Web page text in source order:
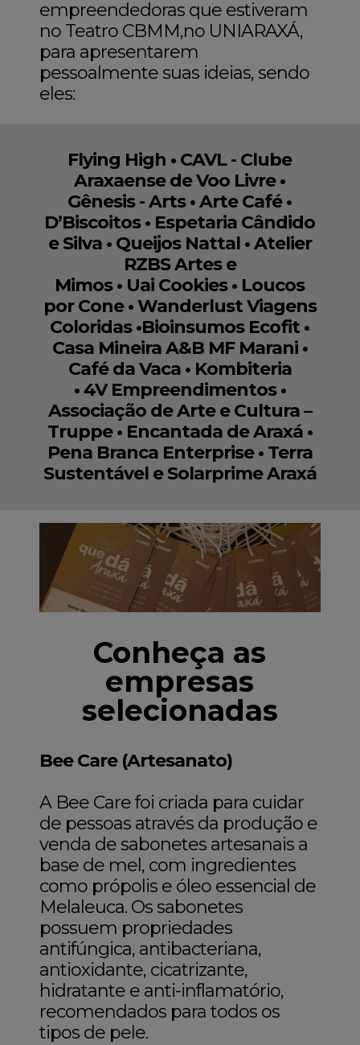
empreendedoras que estiveram
no Teatro CBMM,no UNIARAXÁ,
para apresentarem
pessoalmente suas ideias, sendo
eles:
Flying High • CAVL - Clube
Araxaense de Voo Livre •
Gênesis - Arts • Arte Café •
D’Biscoitos • Espetaria Cândido
e Silva • Queijos Nattal • Atelier
RZBS Artes e
Mimos • Uai Cookies • Loucos
por Cone • Wanderlust Viagens
Coloridas •Bioinsumos Ecofit •
Casa Mineira A&B MF Marani •
Café da Vaca • Kombiteria
• 4V Empreendimentos •
Associação de Arte e Cultura –
Truppe • Encantada de Araxá •
Pena Branca Enterprise • Terra
Sustentável e Solarprime Araxá
Conheça as
empresas
selecionadas
Bee Care (Artesanato)
A Bee Care foi criada para cuidar
de pessoas através da produção e
venda de sabonetes artesanais a
base de mel, com ingredientes
como própolis e óleo essencial de
Melaleuca. Os sabonetes
possuem propriedades
antifúngica, antibacteriana,
antioxidante, cicatrizante,
hidratante e anti-inflamatório,
recomendados para todos os
tipos de pele.